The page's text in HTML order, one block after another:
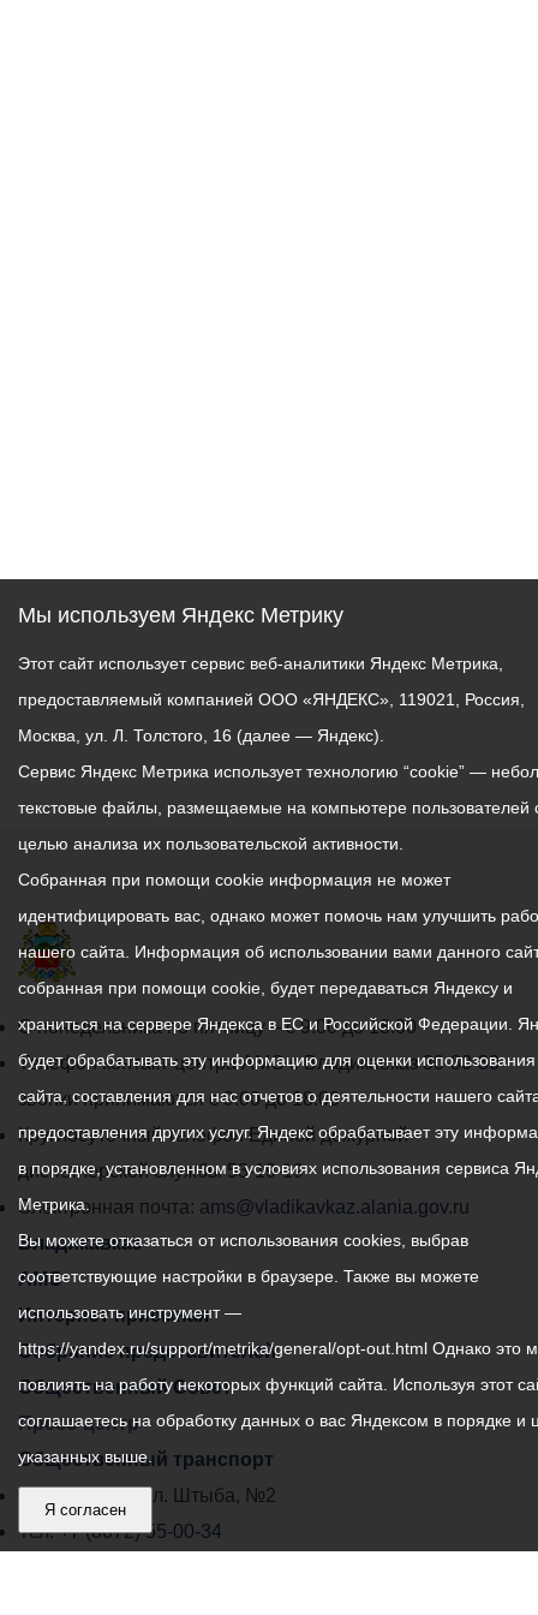
График
работы
администрации
местного
самоуправления
города
Владикавказ:
С понедельника по пятницу – с 9.00 до 18.00
Телефон контакт-центра АМС г. Владикавказ30-30-30
звонки принимаются с 9:00 до 18:00
Круглосуточный телефон Единой дежурной
диспетчерской службы53-19-19
Электронная почта: ams@vladikavkaz.alania.gov.ru
Владикавказ
АМС
Интернет приемная
Собрание представителей
Общественный Совет
Пресс-центр
Общественный транспорт
Владикавказ, пл. Штыба, №2
Тел:+7 (8672) 55-00-34
Мы используем Яндекс Метрику
Этот сайт использует сервис веб-аналитики Яндекс Метрика,
предоставляемый компанией ООО «ЯНДЕКС», 119021, Россия,
Москва, ул. Л. Толстого, 16 (далее — Яндекс).
Сервис Яндекс Метрика использует технологию “cookie” —
текстовые файлы, размещаемые на компьютере пользователей
целью анализа их пользовательской активности.
Собранная при помощи cookie информация не может
идентифицировать вас, однако может помочь нам улучшить
нашего сайта. Информация об использовании вами данного
собранная при помощи cookie, будет передаваться Яндексу и
храниться на сервере Яндекса в ЕС и Российской Федерации.
будет обрабатывать эту информацию для оценки
сайта, составления для нас отчетов о деятельности нашего
предоставления других услуг. Яндекс обрабатывает эту
в порядке, установленном в условиях использования сервиса
Метрика.
Вы можете отказаться от использования cookies, выбрав
соответствующие настройки в браузере. Также вы можете
использовать инструмент —
https://yandex.ru/support/metrika/general/opt-out.html Однако это
повлиять на работу некоторых функций сайта. Используя этот
соглашаетесь на обработку данных о вас Яндексом в порядке и
указанных выше.
Я согласен